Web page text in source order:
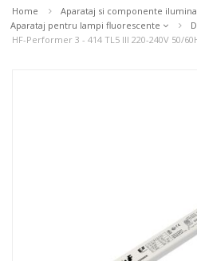
Home
Aparataj si componente
Aparataj pentru lampi fluorescente
HF-Performer 3 - 414 TL5 III 220-240V 50/